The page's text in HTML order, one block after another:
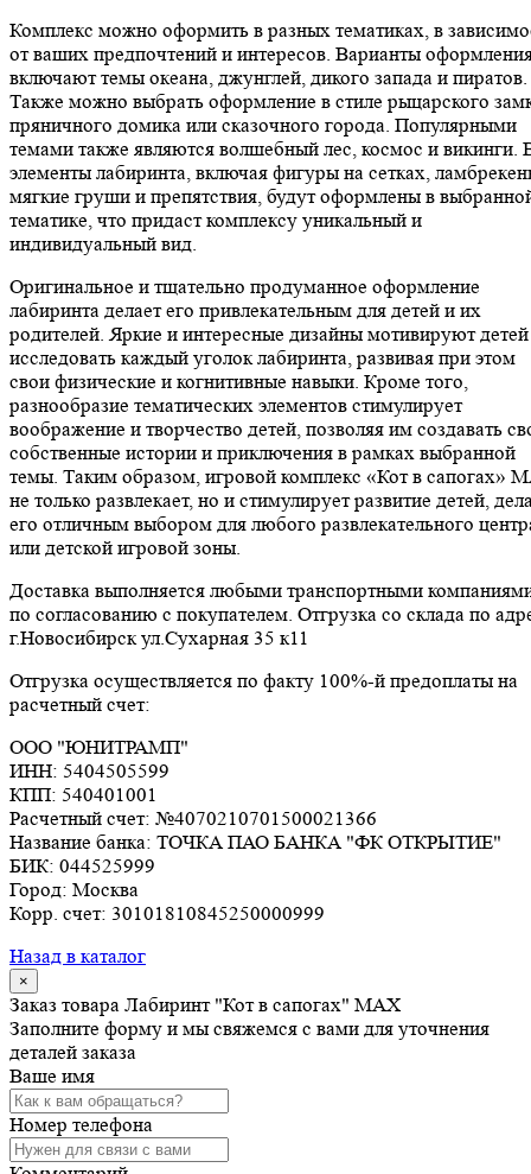
Комплекс можно оформить в разных тематиках, в
от ваших предпочтений и интересов. Варианты
включают темы океана, джунглей, дикого запада и пиратов.
Также можно выбрать оформление в стиле рыцарского
пряничного домика или сказочного города. Популярными
темами также являются волшебный лес, космос и викинги.
элементы лабиринта, включая фигуры на сетках,
мягкие груши и препятствия, будут оформлены в
тематике, что придаст комплексу уникальный и
индивидуальный вид.
Оригинальное и тщательно продуманное оформление
лабиринта делает его привлекательным для детей и их
родителей. Яркие и интересные дизайны мотивируют детей
исследовать каждый уголок лабиринта, развивая при этом
свои физические и когнитивные навыки. Кроме того,
разнообразие тематических элементов стимулирует
воображение и творчество детей, позволяя им создавать
собственные истории и приключения в рамках выбранной
темы. Таким образом, игровой комплекс «Кот в сапогах»
не только развлекает, но и стимулирует развитие детей,
его отличным выбором для любого развлекательного
или детской игровой зоны.
Доставка выполняется любыми транспортными
по согласованию с покупателем. Отгрузка со склада по
г.Новосибирск ул.Сухарная 35 к11
Отгрузка осуществляется по факту 100%-й предоплаты на
расчетный счет:
ООО "ЮНИТРАМП"
ИНН: 5404505599
КПП: 540401001
Расчетный счет: №4070210701500021366
Название банка: ТОЧКА ПАО БАНКА "ФК ОТКРЫТИЕ"
БИК: 044525999
Город: Москва
Корр. счет: 30101810845250000999
Назад в каталог
×
Заказ товара Лабиринт "Кот в сапогах" MAX
Заполните форму и мы свяжемся с вами для уточнения
деталей заказа
Ваше имя
Номер телефона